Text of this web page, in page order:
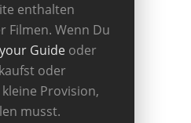
enthalten
Filmen. Wenn Du
Guide oder
oder
Provision,
musst.